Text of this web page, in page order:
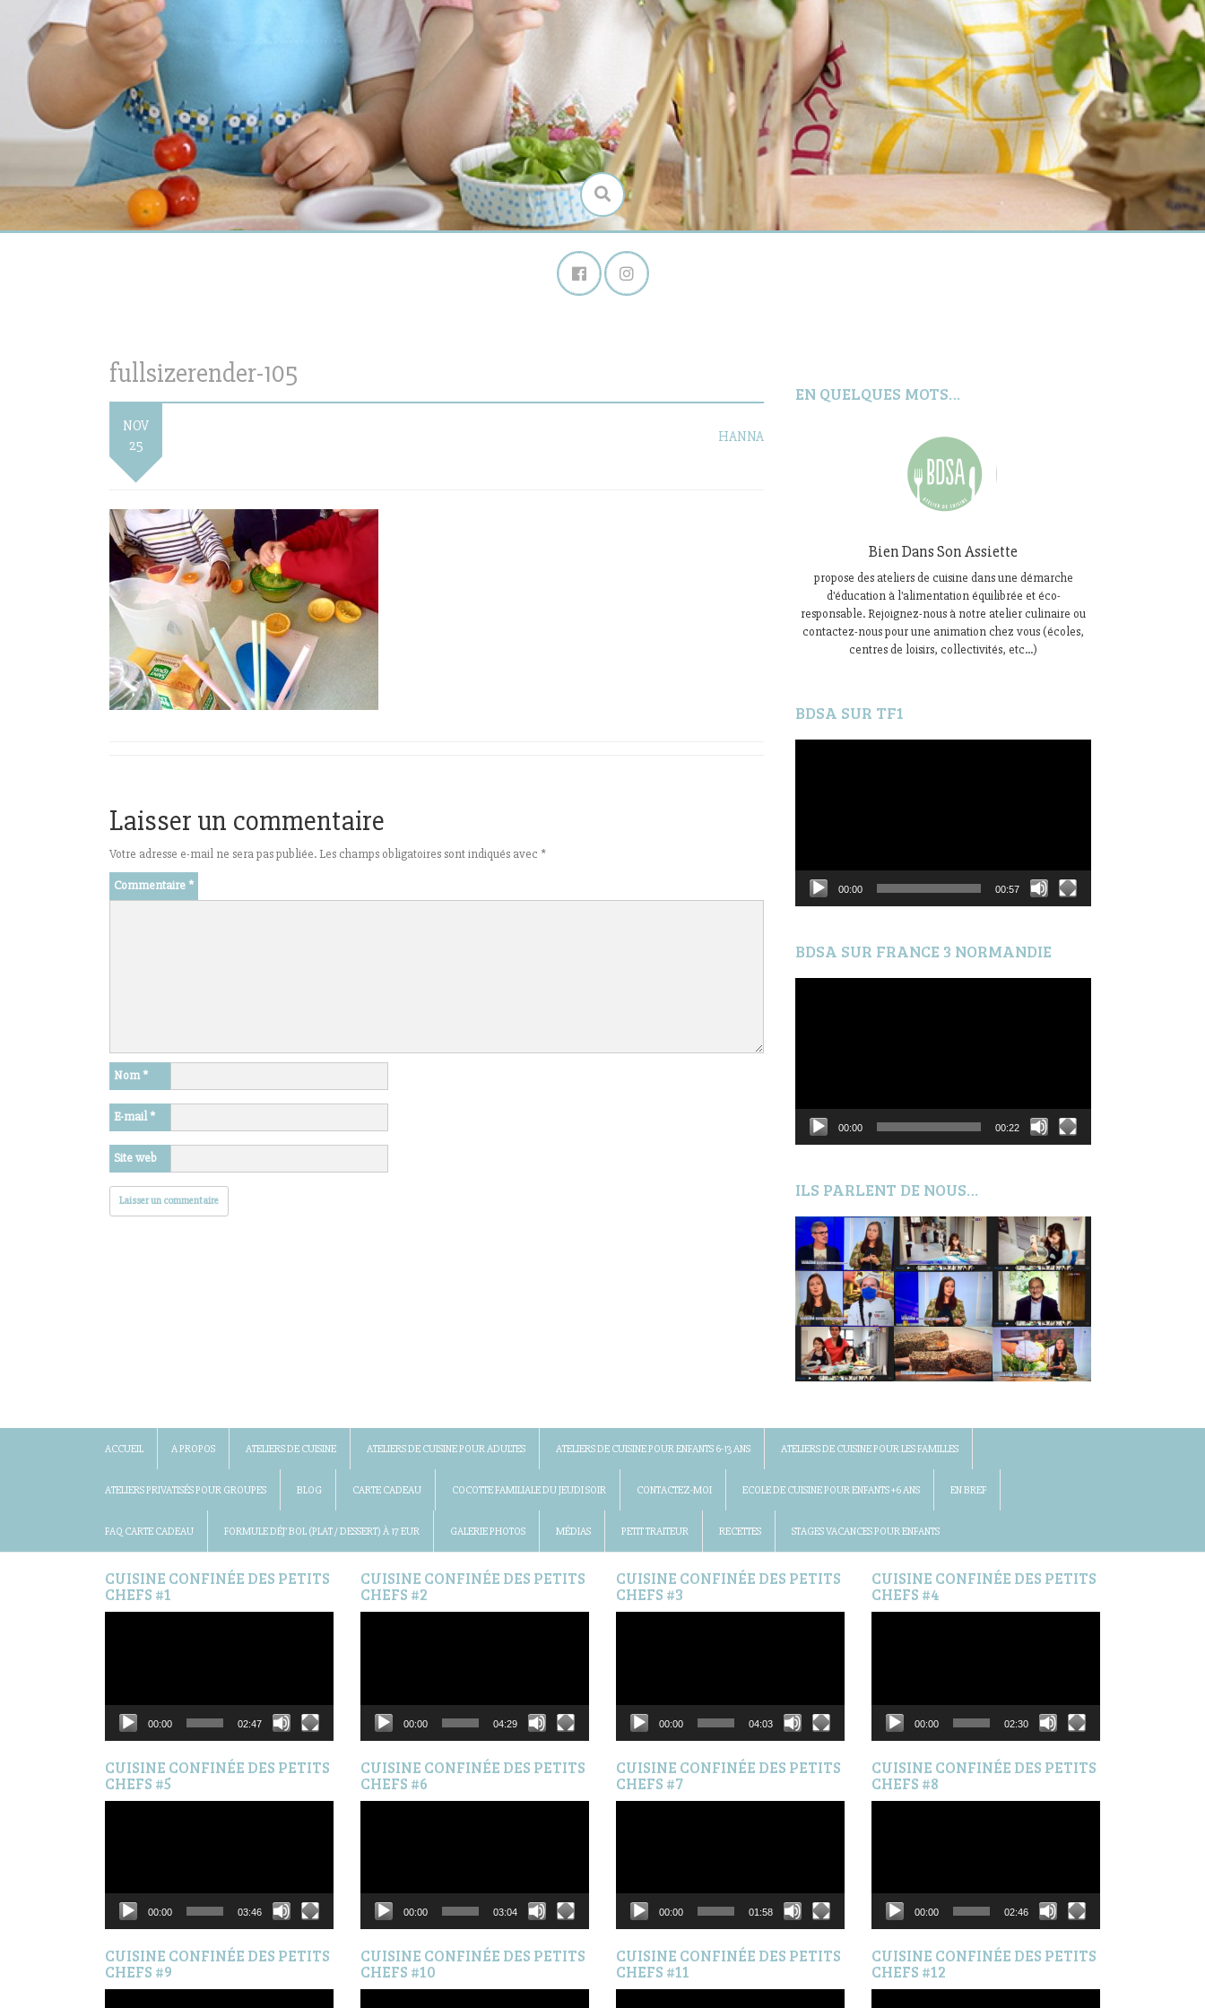
fullsizerender-105
NOV
25
HANNA
Laisser un commentaire
Votre adresse e-mail ne sera pas publiée. Les champs obligatoires sont indiqués avec *
Commentaire *
Nom*
E-mail*
Site web
EN QUELQUES MOTS…
Bien Dans Son Assiette
propose des ateliers de cuisine dans une démarche
d'éducation à l'alimentation équilibrée et éco-
responsable. Rejoignez-nous à notre atelier culinaire ou
contactez-nous pour une animation chez vous (écoles,
centres de loisirs, collectivités, etc...)
BDSA SUR TF1
00:00 00:57
BDSA SUR FRANCE 3 NORMANDIE
00:00 00:22
ILS PARLENT DE NOUS…
ACCUEIL A PROPOS ATELIERS DE CUISINE ATELIERS DE CUISINE POUR ADULTES ATELIERS DE CUISINE POUR ENFANTS 6-13 ANS ATELIERS DE CUISINE POUR LES FAMILLES
ATELIERS PRIVATISÉS POUR GROUPES BLOG CARTE CADEAU COCOTTE FAMILIALE DU JEUDI SOIR CONTACTEZ-MOI ECOLE DE CUISINE POUR ENFANTS +6 ANS EN BREF
FAQ CARTE CADEAU FORMULE DÉJ’ BOL (PLAT / DESSERT) À 17 EUR GALERIE PHOTOS MÉDIAS PETIT TRAITEUR RECETTES STAGES VACANCES POUR ENFANTS
CUISINE CONFINÉE DES PETITS
CHEFS #1
00:00 02:47
CUISINE CONFINÉE DES PETITS
CHEFS #5
00:00 03:46
CUISINE CONFINÉE DES PETITS
CHEFS #9
CUISINE CONFINÉE DES PETITS
CHEFS #2
00:00 04:29
CUISINE CONFINÉE DES PETITS
CHEFS #6
00:00 03:04
CUISINE CONFINÉE DES PETITS
CHEFS #10
CUISINE CONFINÉE DES PETITS
CHEFS #3
00:00 04:03
CUISINE CONFINÉE DES PETITS
CHEFS #7
00:00 01:58
CUISINE CONFINÉE DES PETITS
CHEFS #11
CUISINE CONFINÉE DES PETITS
CHEFS #4
00:00 02:30
CUISINE CONFINÉE DES PETITS
CHEFS #8
00:00 02:46
CUISINE CONFINÉE DES PETITS
CHEFS #12